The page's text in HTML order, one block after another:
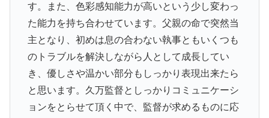
す。また、色彩感知能力が高いという少し変わっ
た能力を持ち合わせています。父親の命で突然当
主となり、初めは息の合わない執事ともいくつも
のトラブルを解決しながら人として成長してい
き、優しさや温かい部分もしっかり表現出来たら
と思います。久万監督としっかりコミュニケーシ
ョンをとらせて頂く中で、監督が求めるものに応